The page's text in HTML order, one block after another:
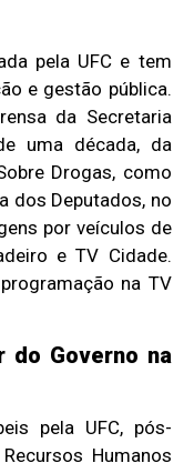
pela UFC e tem
e gestão pública.
da Secretaria
uma década, da
Drogas, como
dos Deputados, no
por veículos de
e TV Cidade.
na TV
do Governo na
pela UFC, pós-
Humanos